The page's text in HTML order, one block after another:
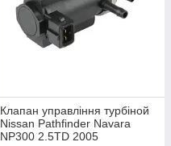
Клапан управління турбіной
Nissan Pathfinder Navara
NP300 2.5TD 2005